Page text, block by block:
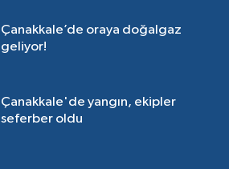
Çanakkale’de oraya doğalgaz
geliyor!
Çanakkale'de yangın, ekipler
seferber oldu